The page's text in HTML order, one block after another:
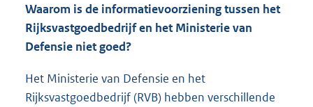
Waarom is de informatievoorziening tussen het
Rijksvastgoedbedrijf en het Ministerie van
Defensie niet goed?
Het Ministerie van Defensie en het
Rijksvastgoedbedrijf (RVB) hebben verschillende